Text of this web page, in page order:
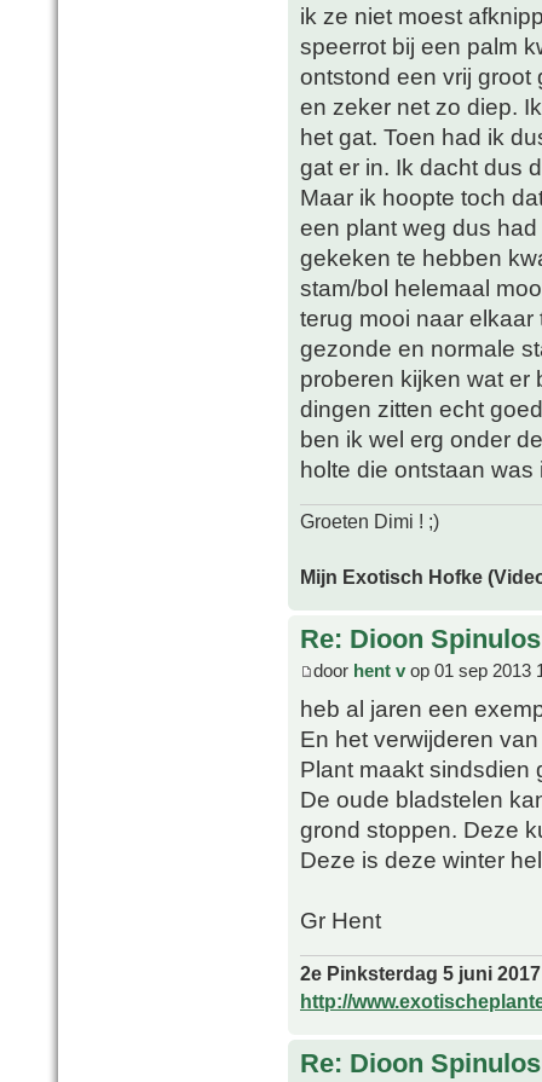
ik ze niet moest
speerrot bij een palm
ontstond een vrij groot
en zeker net zo diep.
het gat. Toen had ik
gat er in. Ik dacht dus
Maar ik hoopte toch
een plant weg dus
gekeken te hebben
stam/bol helemaal
terug mooi naar
gezonde en normale
proberen kijken wat er
dingen zitten echt
ben ik wel erg onder
holte die ontstaan was
Groeten Dimi ! ;)
Mijn Exotisch Hofke
Re: Dioon
door hent v op 01 sep 2013
heb al jaren een
En het verwijderen
Plant maakt sindsdien
De oude bladstelen
grond stoppen. Deze
Deze is deze winter
Gr Hent
2e Pinksterdag 5 juni
http://
Re: Dioon